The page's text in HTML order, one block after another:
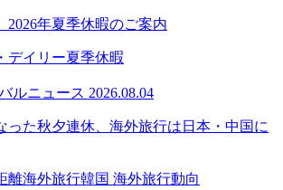
2026年夏季休暇のご案内
デイリー夏季休暇
ルニュース 2026.08.04
った秋夕連休、海外旅行は日本・中国に
離海外旅行韓国 海外旅行動向